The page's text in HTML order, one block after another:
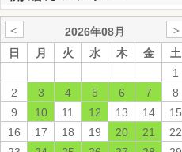
＜ 2026年08月
＞
日
月 火 水 木 金
土
1
2
3 4 5 6 7
8
9
10 11 12 13 14
15
16
17 18 19 20 21
22